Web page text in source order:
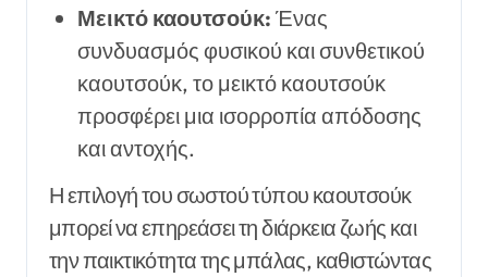
Μεικτό καουτσούκ: Ένας
συνδυασμός φυσικού και συνθετικού
καουτσούκ, το μεικτό καουτσούκ
προσφέρει μια ισορροπία απόδοσης
και αντοχής.
Η επιλογή του σωστού τύπου καουτσούκ
μπορεί να επηρεάσει τη διάρκεια ζωής και
την παικτικότητα της μπάλας, καθιστώντας